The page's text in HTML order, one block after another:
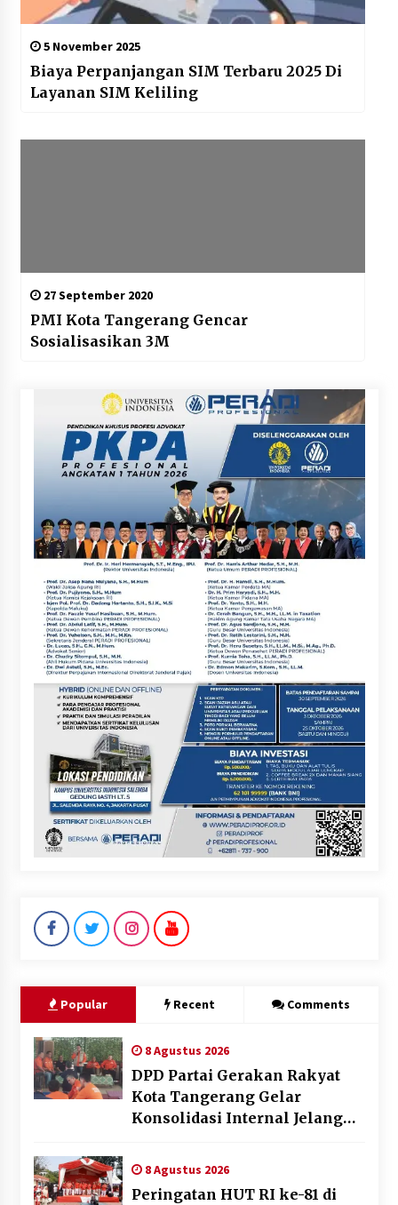
5 November 2025
Biaya Perpanjangan SIM Terbaru 2025 Di
Layanan SIM Keliling
27 September 2020
PMI Kota Tangerang Gencar
Sosialisasikan 3M
Popular Recent Comments
8 Agustus 2026
DPD Partai Gerakan Rakyat
Kota Tangerang Gelar
Konsolidasi Internal Jelang
8 Agustus 2026
Peringatan HUT RI ke-81 di